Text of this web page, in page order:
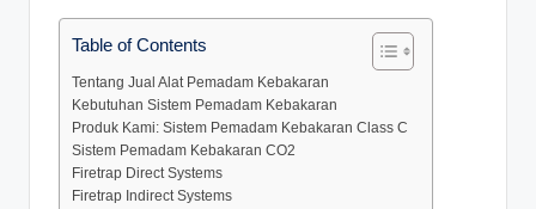
Table of Contents
Tentang Jual Alat Pemadam Kebakaran
Kebutuhan Sistem Pemadam Kebakaran
Produk Kami: Sistem Pemadam Kebakaran Class C
Sistem Pemadam Kebakaran CO2
Firetrap Direct Systems
Firetrap Indirect Systems